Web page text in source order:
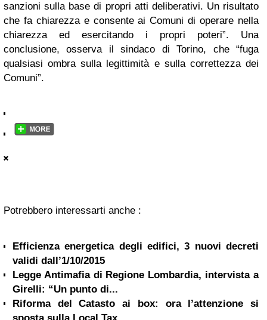
sanzioni sulla base di propri atti deliberativi. Un risultato
che fa chiarezza e consente ai Comuni di operare nella
chiarezza ed esercitando i propri poteri”. Una
conclusione, osserva il sindaco di Torino, che “fuga
qualsiasi ombra sulla legittimità e sulla correttezza dei
Comuni”.
Potrebbero interessarti anche :
Efficienza energetica degli edifici, 3 nuovi decreti
validi dall’1/10/2015
Legge Antimafia di Regione Lombardia, intervista a
Girelli: “Un punto di...
Riforma del Catasto ai box: ora l’attenzione si